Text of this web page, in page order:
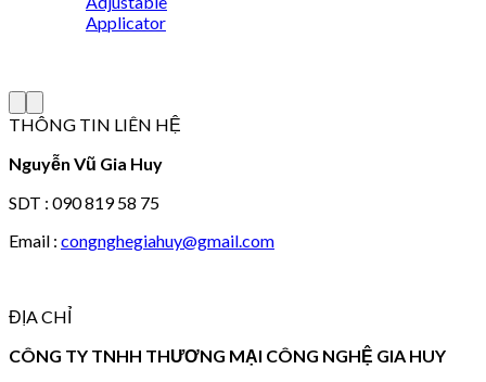
Applicator
THÔNG TIN LIÊN HỆ
Nguyễn Vũ Gia Huy
SDT : 090 819 58 75
Email : congnghegiahuy@gmail.com
ĐỊA CHỈ
CÔNG TY TNHH THƯƠNG MẠI CÔNG NGHỆ GIA HUY